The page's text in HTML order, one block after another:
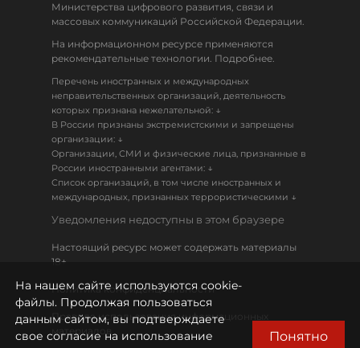
Министерства цифрового развития, связи и
массовых коммуникаций Российской Федерации.
На информационном ресурсе применяются
рекомендательные технологии. Подробнее.
Перечень иностранных и международных
неправительственных организаций, деятельность
которых признана нежелательной: ↓
В России признаны экстремистскими и запрещены
организации: ↓
Организации, СМИ и физические лица, признанные в
России иностранными агентами: ↓
Список организаций, в том числе иностранных и
международных, признанных террористическими ↓
Уведомления недоступны в этом браузере
Настоящий ресурс может содержать материалы
18+
Политика конфиденциальности
Правила использования информационных
материалов
На нашем сайте используются cookie-
файлы. Продолжая пользоваться
данным сайтом, вы подтверждаете
свое согласие на использование
Понятно